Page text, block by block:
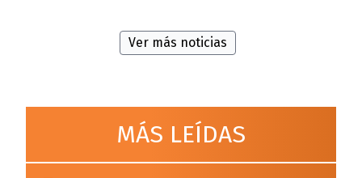
Ver más noticias
MÁS LEÍDAS